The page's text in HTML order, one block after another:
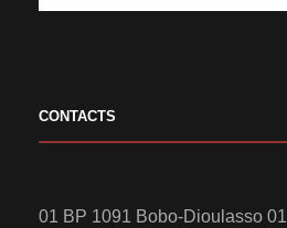
CONTACTS
01 BP 1091 Bobo-Dioulasso 01